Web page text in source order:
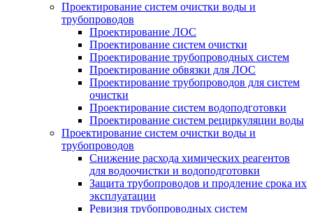
Проектирование систем очистки воды и
трубопроводов
Проектирование ЛОС
Проектирование систем очистки
Проектирование трубопроводных систем
Проектирование обвязки для ЛОС
Проектирование трубопроводов для систем
очистки
Проектирование систем водоподготовки
Проектирование систем рециркуляции воды
Проектирование систем очистки воды и
трубопроводов
Снижение расхода химических реагентов
для водоочистки и водоподготовки
Защита трубопроводов и продление срока их
эксплуатации
Ревизия трубопроводных систем